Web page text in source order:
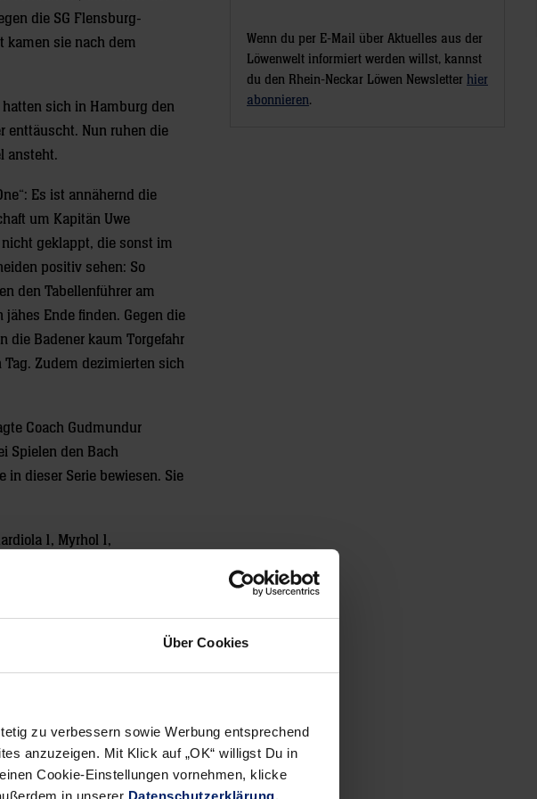
Über Cookies
zu verbessern sowie Werbung entsprechend
anzuzeigen. Mit Klick auf „OK“ willigst Du in
Cookie-Einstellungen vornehmen, klicke
in unserer Datenschutzerklärung.
die SG Flensburg-
kamen sie nach dem
hatten sich in Hamburg den
enttäuscht. Nun ruhen die
ansteht.
Es ist annähernd die
um Kapitän Uwe
nicht geklappt, die sonst im
positiv sehen: So
den Tabellenführer am
Ende finden. Gegen die
die Badener kaum Torgefahr
Tag. Zudem dezimierten sich
Coach Gudmundur
Spielen den Bach
in dieser Serie bewiesen. Sie
1, Myrhol 1,
Knudsen 1.
Wenn du per E-Mail über Aktuelles aus der
Löwenwelt informiert werden willst, kannst
du den Rhein-Neckar Löwen Newsletter hier
abonnieren.